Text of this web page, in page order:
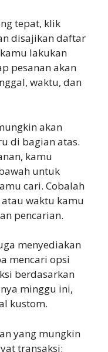
tepat, klik
disajikan daftar
lakukan
pesanan akan
waktu, dan
akan
di bagian atas.
kamu
untuk
cari. Cobalah
waktu kamu
pencarian.
menyediakan
mencari opsi
berdasarkan
minggu ini,
kustom.
yang mungkin
transaksi: